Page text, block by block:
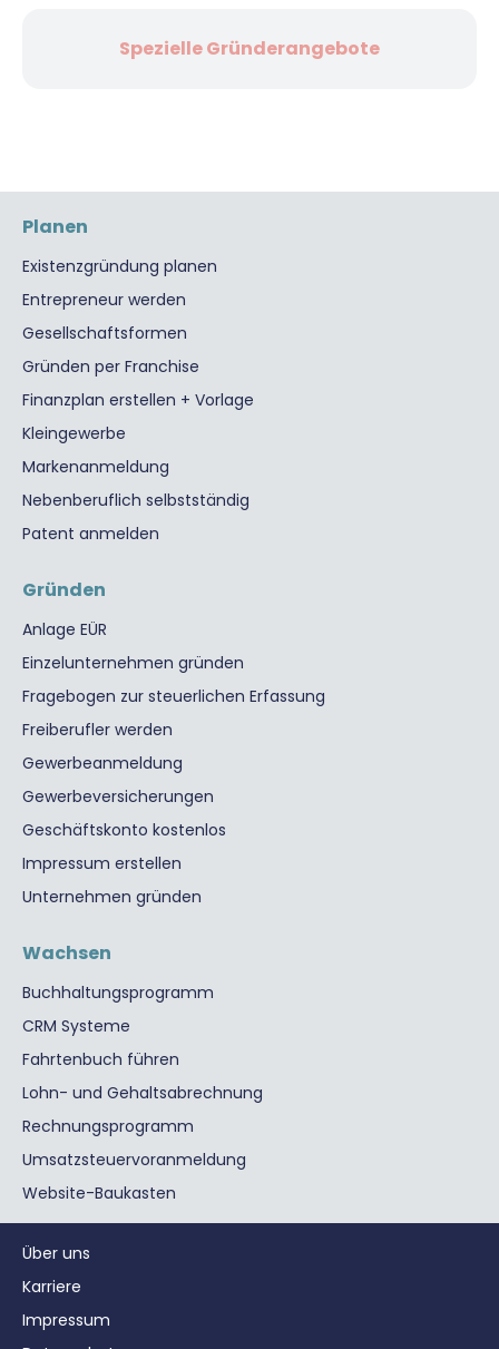
Spezielle Gründerangebote
Planen
Existenzgründung planen
Entrepreneur werden
Gesellschaftsformen
Gründen per Franchise
Finanzplan erstellen + Vorlage
Kleingewerbe
Markenanmeldung
Nebenberuflich selbstständig
Patent anmelden
Gründen
Anlage EÜR
Einzelunternehmen gründen
Fragebogen zur steuerlichen Erfassung
Freiberufler werden
Gewerbeanmeldung
Gewerbeversicherungen
Geschäftskonto kostenlos
Impressum erstellen
Unternehmen gründen
Wachsen
Buchhaltungsprogramm
CRM Systeme
Fahrtenbuch führen
Lohn- und Gehaltsabrechnung
Rechnungsprogramm
Umsatzsteuervoranmeldung
Website-Baukasten
Über uns
Karriere
Impressum